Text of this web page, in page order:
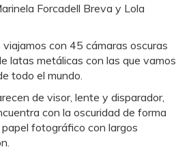
Forcadell Breva y Lola
con 45 cámaras oscuras
latas metálicas con las que vamos
todo el mundo.
de visor, lente y disparador,
con la oscuridad de forma
fotográfico con largos